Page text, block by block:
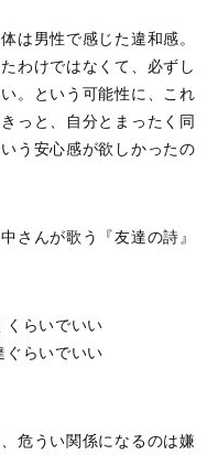
は男性で感じた違和感。
わけではなくて、必ずし
。という可能性に、これ
っと、自分とまったく同
う安心感が欲しかったの
さんが歌う『友達の詩』
くらいでいい
ぐらいでいい
危うい関係になるのは嫌